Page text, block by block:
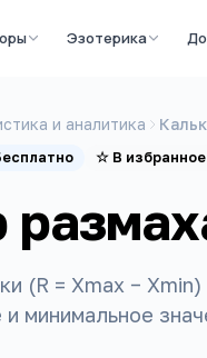
Эзотерика
и аналитика
☆ В избранное
(R = Xmax −
и минимальное